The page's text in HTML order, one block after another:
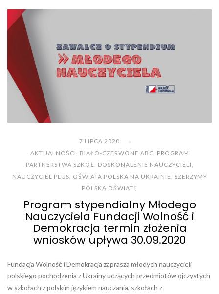
7 LIPCA 2020
AKTUALNOŚCI, BIAŁO-CZERWONE ABC. PROGRAM
PARTNERSTWA SZKÓŁ, DOSKONALENIE NAUCZYCIELI,
NAUCZYCIEL PLUS, OŚWIATA POLSKA NA UKRAINIE, SZERZYMY
POLSKĄ OŚWIATĘ
Program stypendialny Młodego
Nauczyciela Fundacji Wolność i
Demokracja termin złożenia
wniosków upływa 30.09.2020
Fundacja Wolność i Demokracja zaprasza młodych nauczycieli
polskiego pochodzenia z Ukrainy uczących przedmiotów ojczystych
w szkołach z polskim językiem nauczania, szkołach z